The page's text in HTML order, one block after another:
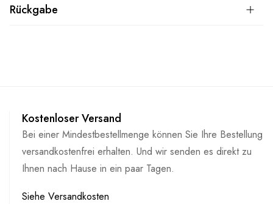
Rückgabe
Kostenloser Versand
Bei einer Mindestbestellmenge können Sie Ihre Bestellung
versandkostenfrei erhalten. Und wir senden es direkt zu
Ihnen nach Hause in ein paar Tagen.
Siehe Versandkosten